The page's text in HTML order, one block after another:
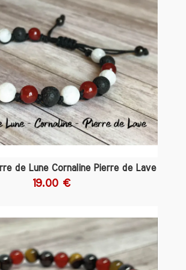
difficile, le Quartz Rose
aider les jeunes mères à
leBaby Blueset à retrouver
émotionnel. En favorisant
calme et réconfortante,
contribue à la fois à la
bien-être général.
et sérénité
une autre pierre précieuse
apaisantes favorisent la
et la sérénité
les couples qui souhaitent
bonheur, le Jade aide à
énergies positives, ce qui
particulièrement bénéfique
de fertilité.
de Lune Cornaline Pierre de Lave
19.00 €